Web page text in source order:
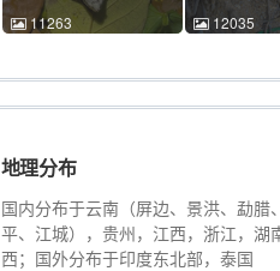
11263
23:19:09 中国云南 ACM
id:11263
12035
20:04:11 中
id:12035
地理分布
国内分布于云南（屏边、景洪、勐
平、江城），贵州，江西，浙江，
西；国外分布于印度东北部，泰国